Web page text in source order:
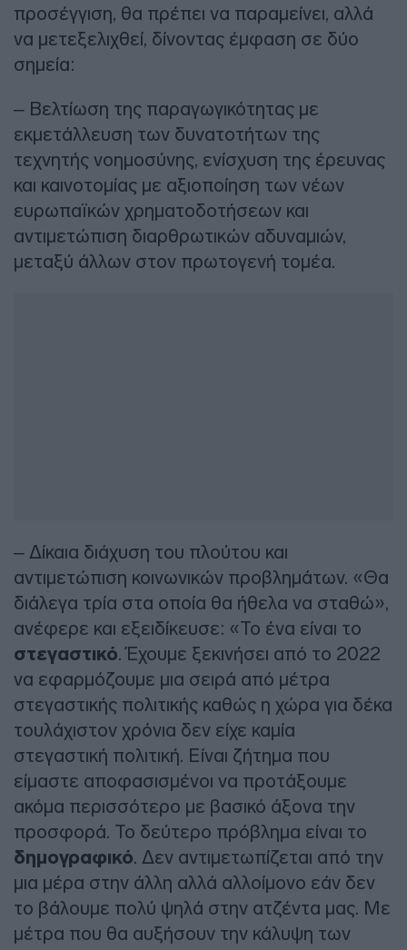
προσέγγιση, θα πρέπει να παραμείνει, αλλά
να μετεξελιχθεί, δίνοντας έμφαση σε δύο
σημεία:
– Βελτίωση της παραγωγικότητας με
εκμετάλλευση των δυνατοτήτων της
τεχνητής νοημοσύνης, ενίσχυση της έρευνας
και καινοτομίας με αξιοποίηση των νέων
ευρωπαϊκών χρηματοδοτήσεων και
αντιμετώπιση διαρθρωτικών αδυναμιών,
μεταξύ άλλων στον πρωτογενή τομέα.
– Δίκαια διάχυση του πλούτου και
αντιμετώπιση κοινωνικών προβλημάτων. «Θα
διάλεγα τρία στα οποία θα ήθελα να σταθώ»,
ανέφερε και εξειδίκευσε: «Το ένα είναι το
στεγαστικό. Έχουμε ξεκινήσει από το 2022
να εφαρμόζουμε μια σειρά από μέτρα
στεγαστικής πολιτικής καθώς η χώρα για δέκα
τουλάχιστον χρόνια δεν είχε καμία
στεγαστική πολιτική. Είναι ζήτημα που
είμαστε αποφασισμένοι να προτάξουμε
ακόμα περισσότερο με βασικό άξονα την
προσφορά. Το δεύτερο πρόβλημα είναι το
δημογραφικό. Δεν αντιμετωπίζεται από την
μια μέρα στην άλλη αλλά αλλοίμονο εάν δεν
το βάλουμε πολύ ψηλά στην ατζέντα μας. Με
μέτρα που θα αυξήσουν την κάλυψη των